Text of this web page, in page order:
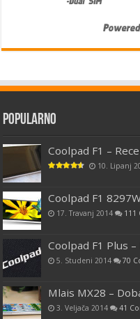
Popularno
Coolpad F1 –
10. Lipanj
Coolpad F1
17. Travanj 2014 111
Coolpad F1 Plus
5. Studeni 2014 70
Mlais MX28 –
3. Veljača 2014 41